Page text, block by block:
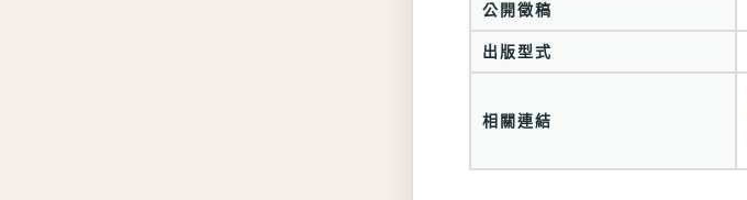
公開徵稿
出版型式
相關連結